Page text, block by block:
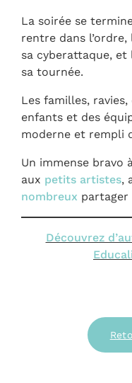
La soirée se
rentre dans
sa cyberattaque,
sa tournée.
Les familles,
enfants et des
moderne et rempli
Un immense bravo
aux petits artistes,
nombreux partager
Découvrez